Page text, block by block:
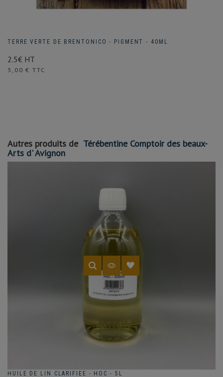
TERRE VERTE DE BRENTONICO - PIGMENT - 40ML
2.5€ HT
Prix
3,00 € TTC
Autres produits de Térébentine Comptoir des beaux-
Arts d' Avignon
HUILE DE LIN CLARIFIEE - HOC - 5L